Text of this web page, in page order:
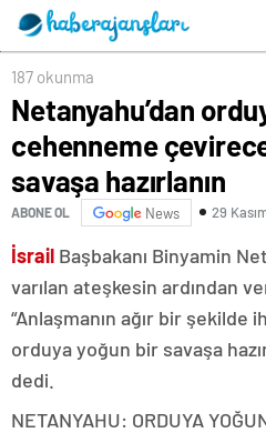
savaşa hazırlanın
187 okunma
Netanyahu’dan
cehenneme
savaşa hazırlanın
ABONE OL News 29
İsrail Başbakanı Binyamin
varılan ateşkesin ardından
“Anlaşmanın ağır bir şekilde
orduya yoğun bir savaşa
dedi.
NETANYAHU: ORDUYA